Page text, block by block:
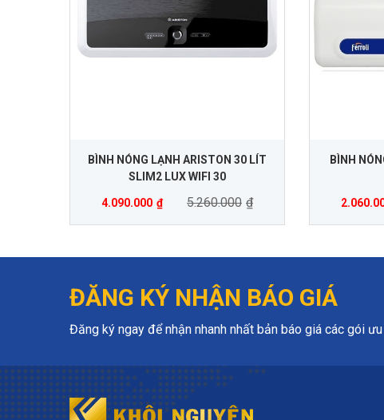
BÌNH NÓNG LẠNH ARISTON 30 LÍT
SLIM2 LUX WIFI 30
4.090.000 ₫ 5.260.000 ₫
BÌNH
ĐĂNG KÝ NHẬN BÁO GIÁ
Đăng ký ngay để nhận nhanh nhất bản báo giá các gói